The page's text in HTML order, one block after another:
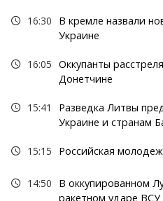
16:30
В кремле назвали
Украине
16:05 Оккупанты
Донетчине
15:41
Разведка Литвы
Украине и странам
15:15 Российская
14:50
В оккупированном
ракетном ударе ВСУ